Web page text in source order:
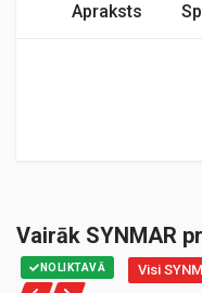
Apraksts
Vairāk SYNMAR
NOLIKTAVĀ Visi